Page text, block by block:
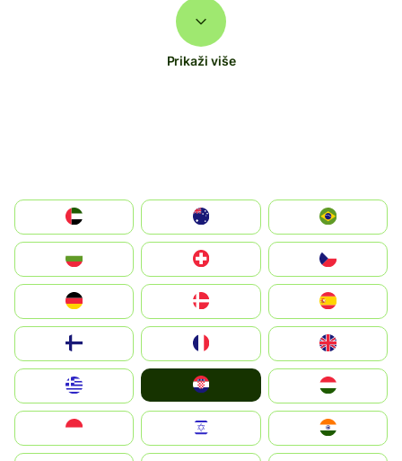
Prikaži više
الإمارات العربية المتحدة
Switzerland
Deutschland
United Kingdom
Magyarország